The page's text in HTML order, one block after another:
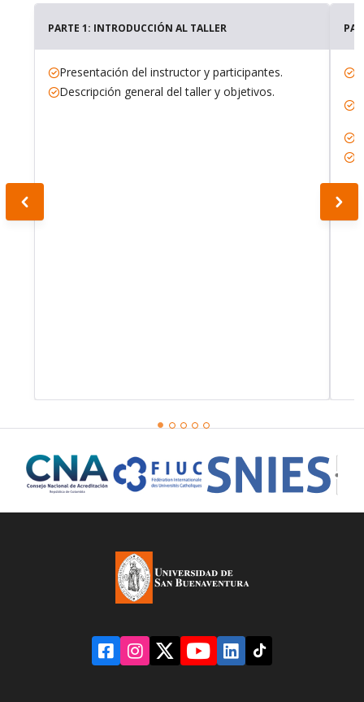
PARTE 1: INTRODUCCIÓN AL TALLER
Presentación del instructor y participantes.
Descripción general del taller y objetivos.